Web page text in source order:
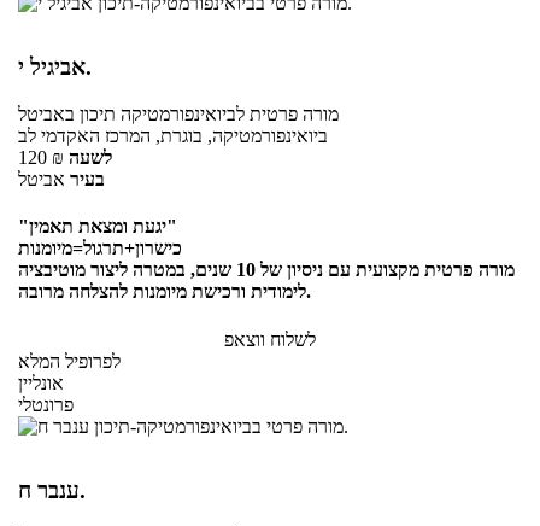
אביגיל י.
מורה פרטית לביואינפורמטיקה תיכון באביטל
ביואינפורמטיקה, בוגרת, המרכז האקדמי לב
120 ₪ לשעה
בעיר אביטל
"יגעת ומצאת תאמין"
כישרון+תרגול=מיומנות
מורה פרטית מקצועית עם ניסיון של 10 שנים, במטרה ליצור מוטיבציה
לימודית ורכישת מיומנות להצלחה מרובה.
לשלוח ווצאפ
לפרופיל המלא
אונליין
פרונטלי
ענבר ח.